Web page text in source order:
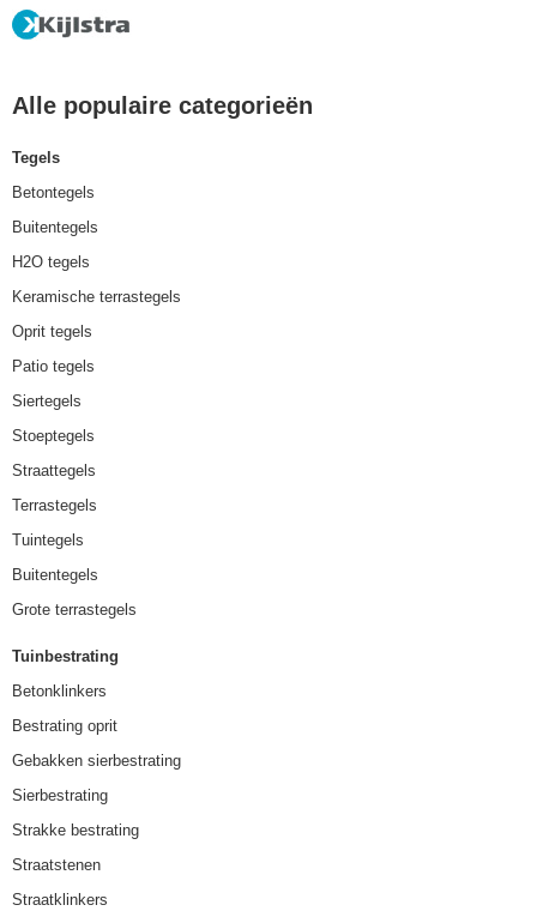
Alle populaire categorieën
Tegels
Betontegels
Buitentegels
H2O tegels
Keramische terrastegels
Oprit tegels
Patio tegels
Siertegels
Stoeptegels
Straattegels
Terrastegels
Tuintegels
Buitentegels
Grote terrastegels
Tuinbestrating
Betonklinkers
Bestrating oprit
Gebakken sierbestrating
Sierbestrating
Strakke bestrating
Straatstenen
Straatklinkers